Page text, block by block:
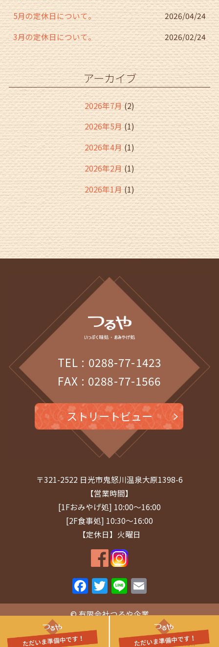
5月の定休日について。
2026/04/24
3月の定休日について。
2026/02/24
アーカイブ
2026年7月(2)
2026年5月(1)
2026年4月(1)
2026年2月(1)
2026年1月(1)
2025年12月(2)
2025年11月(2)
2025年10月(1)
2025年9月
2025年8月 (1)
2025年7月 (1)
2025年6月(1)
2025年5月(1)
2025年4月(1)
2025年2月(1)
2025年1月
(1)
2024年12月
2024年11月(1)
2024年9月(1)
2024年8月(1)
2024年5月(1)
2024年4月(1)
2024年3月(1)
2024年2月
TEL : 0288-77-1423
FAX : 0288-77-1566
ストリートビュー
〒321-2522 日光市鬼怒川温泉大原1398-6
【営業時間】
[1Fおみやげ処] 10:00～16:00
[2F食事処] 10:30～16:00
【定休日】火曜日
F
a
c
e
T
w
itt
er
Li
n
e
m
ai
l
© 有限会社つるや企業